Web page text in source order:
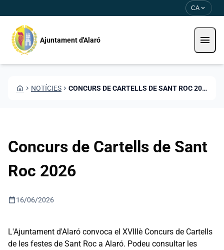
CA expand_more
Ajuntament d'Alaró menu
HOME CHEVRON_RIGHT NOTÍCIES CHEVRON_RIGHT CONCURS DE CARTELLS DE SANT ROC 2026
Concurs de Cartells de Sant
Roc 2026
calendar_today16/06/2026
L'Ajuntament d'Alaró convoca el XVIIIè Concurs de Cartells
de les festes de Sant Roc a Alaró. Podeu consultar les